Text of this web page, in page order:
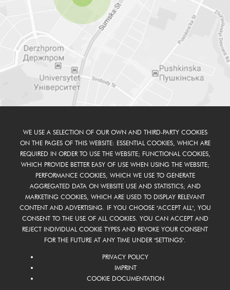
WE USE A SELECTION OF OUR OWN AND THIRD-PARTY COOKIES
ON THE PAGES OF THIS WEBSITE: ESSENTIAL COOKIES, WHICH ARE
REQUIRED IN ORDER TO USE THE WEBSITE; FUNCTIONAL COOKIES,
WHICH PROVIDE BETTER EASY OF USE WHEN USING THE WEBSITE;
PERFORMANCE COOKIES, WHICH WE USE TO GENERATE
AGGREGATED DATA ON WEBSITE USE AND STATISTICS; AND
MARKETING COOKIES, WHICH ARE USED TO DISPLAY RELEVANT
CONTENT AND ADVERTISING. IF YOU CHOOSE "ACCEPT ALL", YOU
CONSENT TO THE USE OF ALL COOKIES. YOU CAN ACCEPT AND
REJECT INDIVIDUAL COOKIE TYPES AND REVOKE YOUR CONSENT
FOR THE FUTURE AT ANY TIME UNDER "SETTINGS".
PRIVACY POLICY
IMPRINT
COOKIE DOCUMENTATION